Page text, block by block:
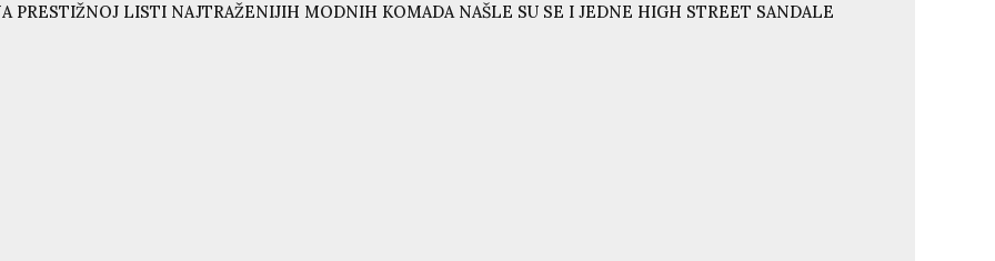
PRESTIŽNOJ LISTI NAJTRAŽENIJIH MODNIH KOMADA NAŠLE SU SE I JEDNE HIGH STREET SANDALE